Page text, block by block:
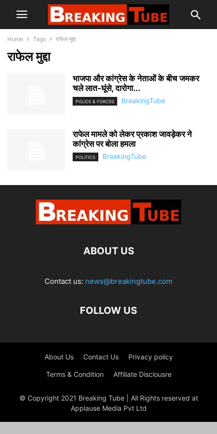
Home Tags राफेल मुद्दा
राफेल मुद्दा
भाजपा और कांग्रेस के नेताओं के बीच जमकर
चले लात-घूंसे, दारोगा...
POLICE & FORCES BreakingTube
राफेल मामले को लेकर प्रकाश जावड़ेकर ने
कांग्रेस पर बोला हमला
POLITICS BreakingTube
ABOUT US
Contact us: news@breakingtube.com
FOLLOW US
About Us Contact Us Privacy policy
Terms & Condition Affiliate Disclousre
© Copyright 2021 Breaking Tube | All Rights reserved at
Applause Media Pvt Ltd